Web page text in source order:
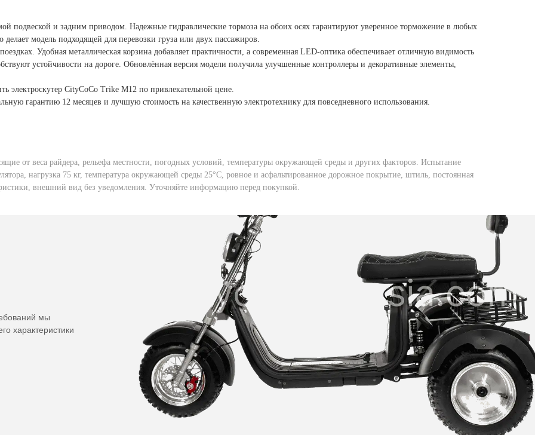
подвеской и задним приводом. Надежные гидравлические тормоза на обоих осях гарантируют уверенное торможение в любых
модель подходящей для перевозки груза или двух пассажиров.
Удобная металлическая корзина добавляет практичности, а современная LED-оптика обеспечивает отличную видимость
устойчивости на дороге. Обновлённая версия модели получила улучшенные контроллеры и декоративные элементы,
электроскутер CityCoCo Trike M12 по привлекательной цене.
гарантию 12 месяцев и лучшую стоимость на качественную электротехнику для повседневного использования.
от веса райдера, рельефа местности, погодных условий, температуры окружающей среды и других факторов. Испытание
нагрузка 75 кг, температура окружающей среды 25°C, ровное и асфальтированное дорожное покрытие, штиль, постоянная
внешний вид без уведомления. Уточняйте информацию перед покупкой.
мы
характеристики